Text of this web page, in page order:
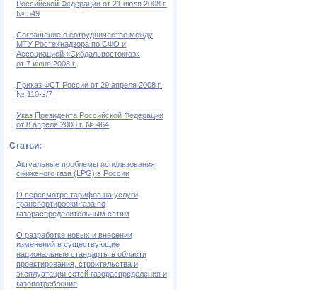
Российской Федерации от 21 июля 2008 г.
№ 549
Соглашение о сотрудничестве между
МТУ Ростехнадзора по СФО и
Ассоциацией «Сибдальвостокгаз»
от 7 июня 2008 г.
Приказ ФСТ России от 29 апреля 2008 г.
№ 110-э/7
Указ Президента Российской Федерации
от 8 апреля 2008 г. № 464
Статьи:
Актуальные проблемы использования
сжиженого газа (LPG) в России
О пересмотре тарифов на услуги
транспортировки газа по
газораспределительным сетям
О разработке новых и внесении
изменений в существующие
национальные стандарты в области
проектирования, строительства и
эксплуатации сетей газораспределения и
газопотребления